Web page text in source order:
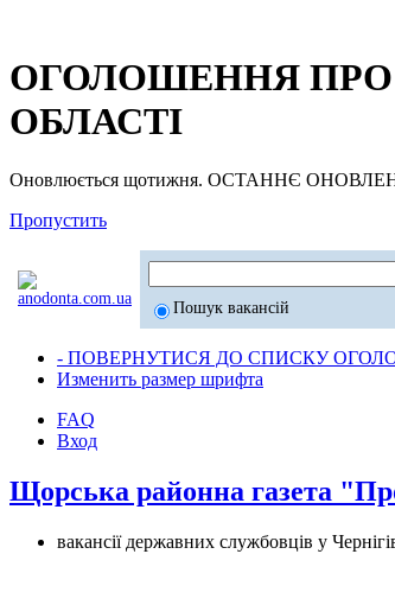
ОГОЛОШЕННЯ ПРО
ОБЛАСТІ
Оновлюється щотижня. ОСТАННЄ
Пропустить
Пошук вакансій
- ПОВЕРНУТИСЯ ДО СПИСКУ
Изменить размер шрифта
FAQ
Вход
Щорська районна газета
вакансії державних службовців у